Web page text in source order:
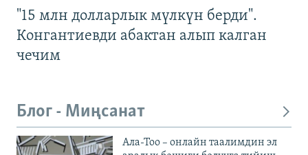
"15 млн долларлык мүлкүн берди".
Конгантиевди абактан алып калган
чечим
Блог - Миңсанат
Ала-Тоо – онлайн таалимдин эл